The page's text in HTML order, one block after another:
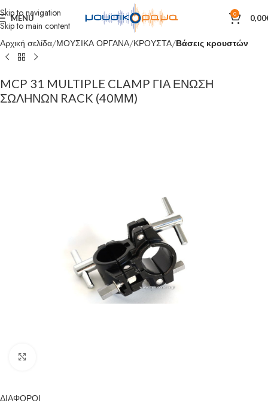
Skip to navigation
Skip to main content
MENU 0 0,00
Αρχική σελίδα ΜΟΥΣΙΚΑ ΟΡΓΑΝΑ ΚΡΟΥΣΤΑ Βάσεις κρουστών
MCP 31 MULTIPLE CLAMP ΓΙΑ ΕΝΩΣΗ
ΣΩΛΗΝΩΝ RACK (40ΜΜ)
ΔΙΑΦΟΡΟΙ